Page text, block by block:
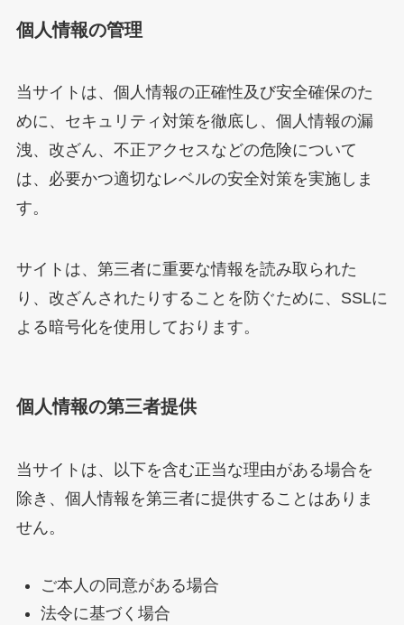
個人情報の管理
当サイトは、個人情報の正確性及び安全確保のた
めに、セキュリティ対策を徹底し、個人情報の漏
洩、改ざん、不正アクセスなどの危険について
は、必要かつ適切なレベルの安全対策を実施しま
す。
サイトは、第三者に重要な情報を読み取られた
り、改ざんされたりすることを防ぐために、SSLに
よる暗号化を使用しております。
個人情報の第三者提供
当サイトは、以下を含む正当な理由がある場合を
除き、個人情報を第三者に提供することはありま
せん。
ご本人の同意がある場合
法令に基づく場合